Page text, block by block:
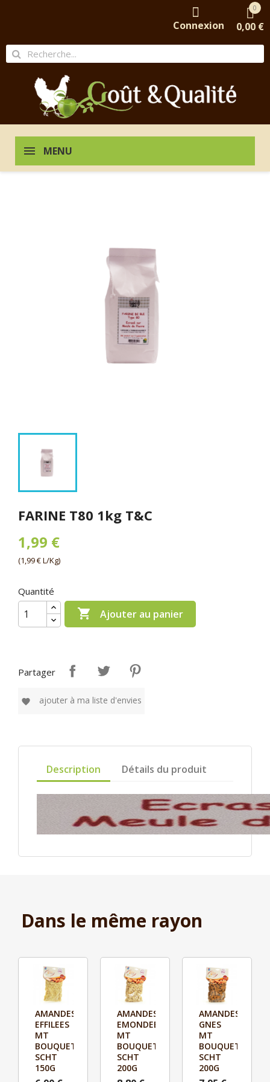
Connexion
0
0,00 €
MENU
FARINE T80 1kg T&C
1,99 €
(1,99 € L/Kg)
Quantité
 Ajouter au panier
Partager
favorite ajouter à ma liste d'envies
Description Détails du produit
Dans le même rayon

Aperçu
AMANDES
EFFILEES
MT
BOUQUET
SCHT
150G

Aperçu
AMANDES
EMONDEES
MT
BOUQUET
SCHT
200G

Aperçu
AMANDES
GNES
MT
BOUQUET
SCHT
200G